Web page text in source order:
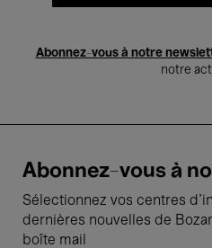
Abonnez-vous à notre
notre
Abonnez-vous à
Sélectionnez vos centres
dernières nouvelles de
boîte mail